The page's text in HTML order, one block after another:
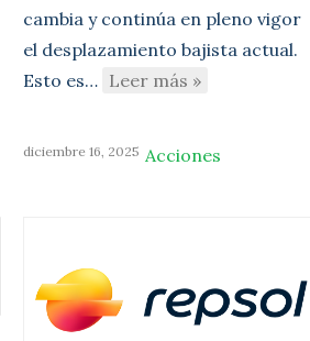
cambia y continúa en pleno vigor
el desplazamiento bajista actual.
Esto es… Leer más »
diciembre 16, 2025 Acciones